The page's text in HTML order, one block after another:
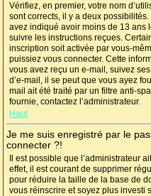
Vérifiez, en premier, votre nom
sont corrects, il y a deux
avez indiqué avoir moins de 13 ans
suivre les instructions reçues.
inscription soit activée par vous-
puissiez vous connecter. Cette
vous avez reçu un e-mail, suivez
d’e-mail, il se peut que vous ayez
mail ait été traité par un filtre anti-
fournie, contactez l’administrateur.
Haut
Je me suis enregistré par le
connecter ?!
Il est possible que l’administrateur
effet, il est courant de supprimer
pour réduire la taille de la base de
vous réinscrire et soyez plus investi